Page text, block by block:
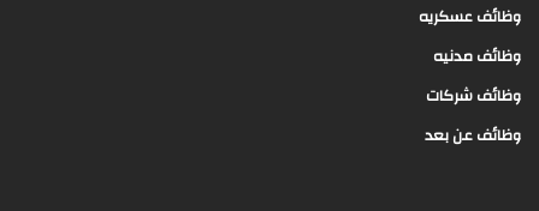
وظائف عسكريه
وظائف مدنيه
وظائف شركات
وظائف عن بعد